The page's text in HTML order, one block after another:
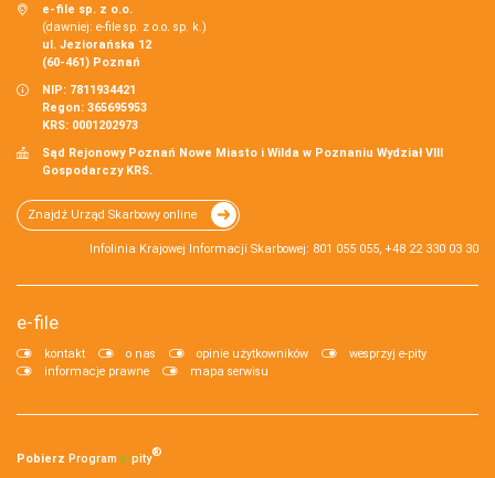
e-file sp. z o.o.
(dawniej: e-file sp. z o.o. sp. k.)
ul. Jeziorańska 12
(60-461) Poznań
NIP: 7811934421
Regon: 365695953
KRS: 0001202973
Sąd Rejonowy Poznań Nowe Miasto i Wilda w Poznaniu Wydział VIII
Gospodarczy KRS.
Znajdź Urząd Skarbowy online
Infolinia Krajowej Informacji Skarbowej: 801 055 055, +48 22 330 03 30
e-file
kontakt o nas opinie użytkowników
wesprzyj e-pity
informacje prawne
mapa serwisu
Pobierz Program e‑pity®